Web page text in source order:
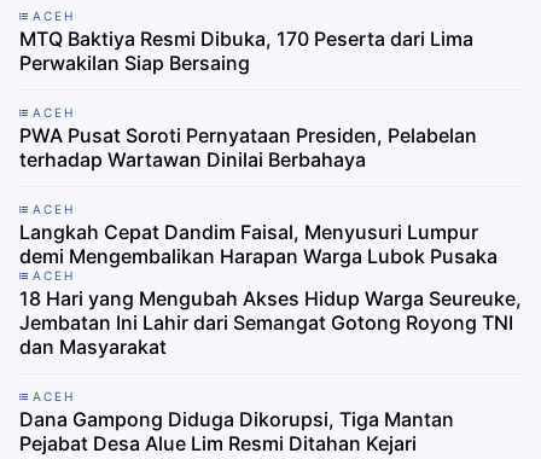
ACEH
MTQ Baktiya Resmi Dibuka, 170 Peserta dari Lima
Perwakilan Siap Bersaing
ACEH
PWA Pusat Soroti Pernyataan Presiden, Pelabelan
terhadap Wartawan Dinilai Berbahaya
ACEH
Langkah Cepat Dandim Faisal, Menyusuri Lumpur
demi Mengembalikan Harapan Warga Lubok Pusaka
ACEH
18 Hari yang Mengubah Akses Hidup Warga Seureuke,
Jembatan Ini Lahir dari Semangat Gotong Royong TNI
dan Masyarakat
ACEH
Dana Gampong Diduga Dikorupsi, Tiga Mantan
Pejabat Desa Alue Lim Resmi Ditahan Kejari